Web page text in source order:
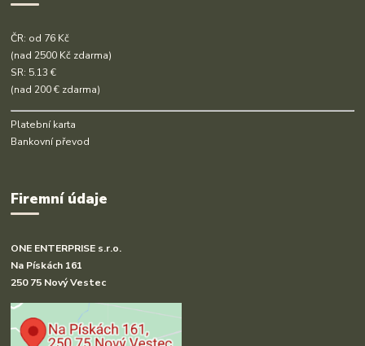
ČR: od 76 Kč
(nad 2500 Kč zdarma)
SR: 5.13 €
(nad 200 € zdarma)
Platební karta
Bankovní převod
Firemní údaje
ONE ENTERPRISE s.r.o.
Na Pískách 161
250 75 Nový Vestec